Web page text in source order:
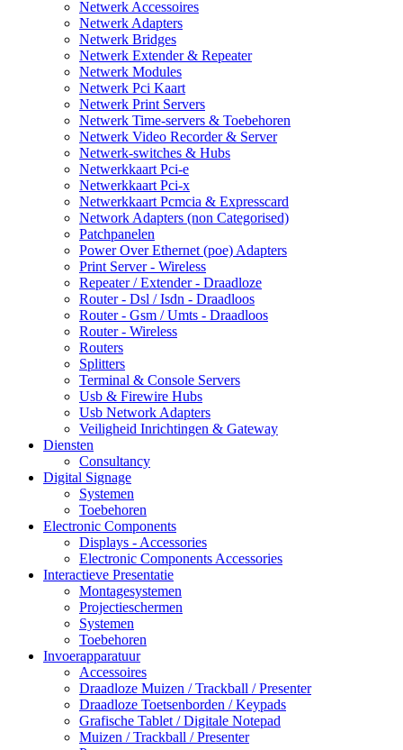
Netwerk Accessoires
Netwerk Adapters
Netwerk Bridges
Netwerk Extender & Repeater
Netwerk Modules
Netwerk Pci Kaart
Netwerk Print Servers
Netwerk Time-servers & Toebehoren
Netwerk Video Recorder & Server
Netwerk-switches & Hubs
Netwerkkaart Pci-e
Netwerkkaart Pci-x
Netwerkkaart Pcmcia & Expresscard
Network Adapters (non Categorised)
Patchpanelen
Power Over Ethernet (poe) Adapters
Print Server - Wireless
Repeater / Extender - Draadloze
Router - Dsl / Isdn - Draadloos
Router - Gsm / Umts - Draadloos
Router - Wireless
Routers
Splitters
Terminal & Console Servers
Usb & Firewire Hubs
Usb Network Adapters
Veiligheid Inrichtingen & Gateway
Diensten
Consultancy
Digital Signage
Systemen
Toebehoren
Electronic Components
Displays - Accessories
Electronic Components Accessories
Interactieve Presentatie
Montagesystemen
Projectieschermen
Systemen
Toebehoren
Invoerapparatuur
Accessoires
Draadloze Muizen / Trackball / Presenter
Draadloze Toetsenborden / Keypads
Grafische Tablet / Digitale Notepad
Muizen / Trackball / Presenter